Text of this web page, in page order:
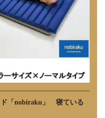
ド「nobiraku」 寝ている